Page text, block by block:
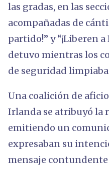
las gradas, en las
acompañadas de
partido!” y “¡Liberen
detuvo mientras los
de seguridad
Una coalición de
Irlanda se atribuyó la
emitiendo un
expresaban su
mensaje contundente